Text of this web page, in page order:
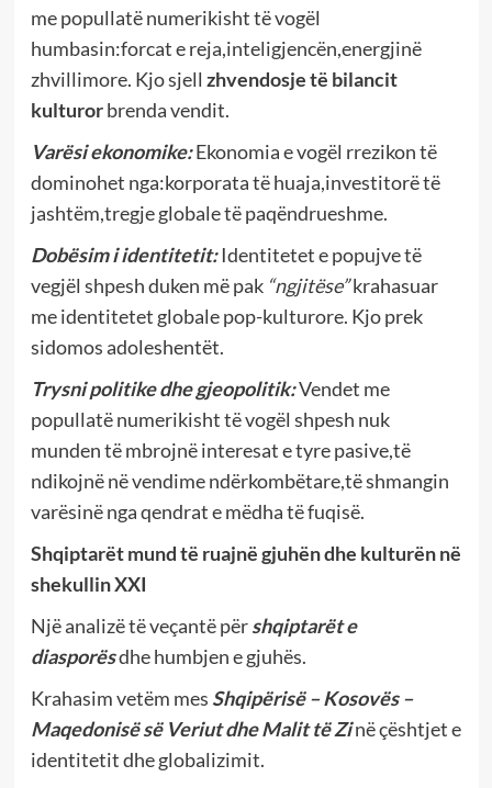
me popullatë numerikisht të vogël
humbasin:forcat e reja,inteligjencën,energjinë
zhvillimore. Kjo sjell zhvendosje të bilancit
kulturorbrenda vendit.
Varësi ekonomike:Ekonomia e vogël rrezikon të
dominohet nga:korporata të huaja,investitorë të
jashtëm,tregje globale të paqëndrueshme.
Dobësim i identitetit:Identitetet e popujve të
vegjël shpesh duken më pak “ngjitëse”krahasuar
me identitetet globale pop-kulturore. Kjo prek
sidomos adoleshentët.
Trysni politike dhe gjeopolitik:Vendet me
popullatë numerikisht të vogël shpesh nuk
munden të mbrojnë interesat e tyre pasive,të
ndikojnë në vendime ndërkombëtare,të shmangin
varësinë nga qendrat e mëdha të fuqisë.
Shqiptarët mund të ruajnë gjuhën dhe kulturën në
shekullin XXI
Një analizë të veçantë përshqiptarët e
diasporësdhe humbjen e gjuhës.
Krahasim vetëm mes Shqipërisë – Kosovës –
Maqedonisë së Veriut dhe Malit të Zinë çështjet e
identitetit dhe globalizimit.